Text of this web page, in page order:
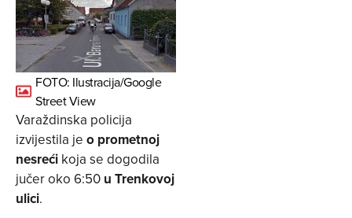
FOTO: Ilustracija/Google
Street View
Varaždinska policija
izvijestila je o prometnoj
nesreći koja se dogodila
jučer oko 6:50 u Trenkovoj
ulici.